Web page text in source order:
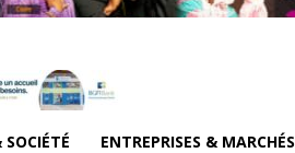
ENTREPRISES & MARCHÉS